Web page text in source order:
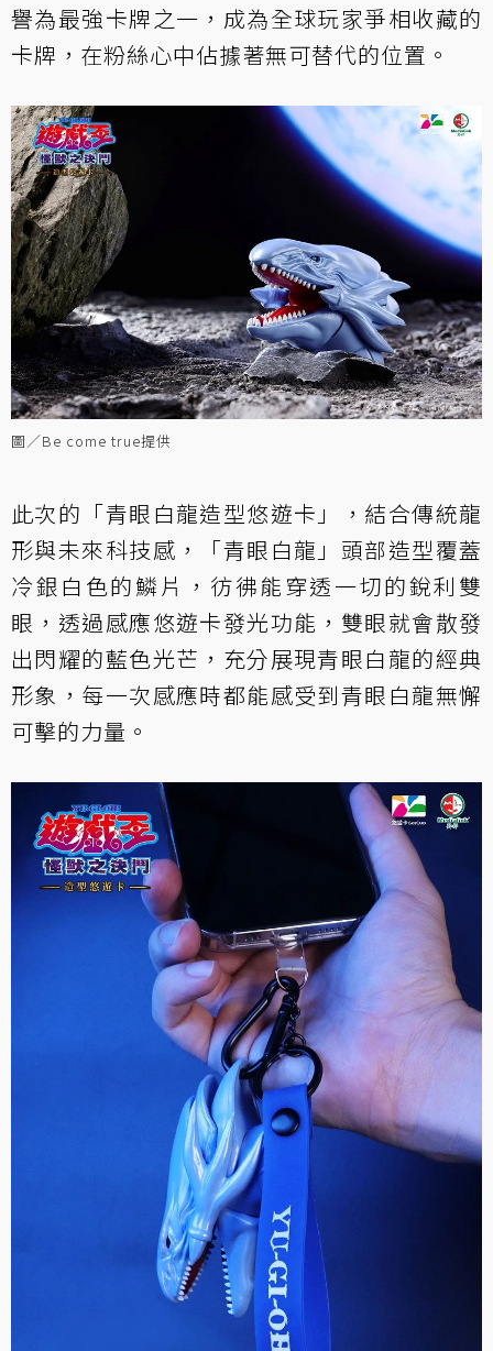
譽為最強卡牌之一，成為全球玩家爭相收藏的
卡牌，在粉絲心中佔據著無可替代的位置。
圖／Be come true提供
此次的「青眼白龍造型悠遊卡」，結合傳統龍
形與未來科技感，「青眼白龍」頭部造型覆蓋
冷銀白色的鱗片，彷彿能穿透一切的銳利雙
眼，透過感應悠遊卡發光功能，雙眼就會散發
出閃耀的藍色光芒，充分展現青眼白龍的經典
形象，每一次感應時都能感受到青眼白龍無懈
可擊的力量。